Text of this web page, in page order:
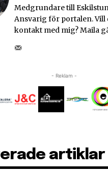
Medgrundare till
Ansvarig för portalen. Vill
kontakt med mig? Maila
- Reklam -
artiklar